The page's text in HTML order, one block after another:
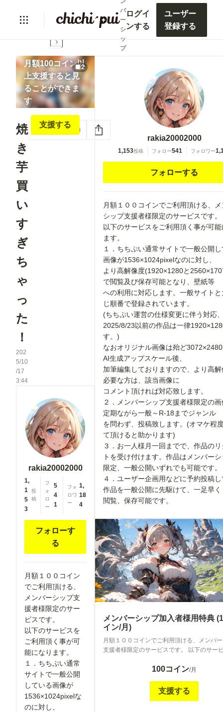
バ
ー
シ
ッ
プ
ログイ
ンする
ユーザー
登録する
lock
月額100コイン以
上支援すると見
ることができま
す
支援する
2
焼
き
芋
買
い
す
ぎ
ち
ゃ
っ
た
！
202
5/10
/17
3:44
いいね 0
rakia20002000
1,
1
5
3
投
稿
フ
ォ
ロ
ー
5
4
1
フォ
ロワ
ー
1,
18
4
フォローす
る
月額１００コイン
でご利用頂ける、
メンバーシップ支
援者様限定のサー
ビスです。
以下のサービスを
ご利用頂く事が可
能になります。
１．ちちぷい通常
サイトで一般公開
している画像が
1536×1024pixelな
のに対し、
rakia20002000
1,153投稿 フォロー541 フォロワー
フォローする
月額１００コインでご利用頂ける、
シップ支援者様限定のサービスです。
以下のサービスをご利用頂く事が可
ます。
１．ちちぷい通常サイトで一般公開
画像が1536×1024pixelなのに対し、
より高解像度(1920×1280と
で閲覧及び保存可能となり、壁紙等
への利用に対応します。一般サイト
じ順番で登録されています。
(ちちぷい運営の仕様変更に伴う対応
2025/8/23以前の作品は一律
す。)
なおオリジナル画像は殆ど
AI生成アップスケール後、
加筆編集しておりますので、より高
必要な方は、該当画像に
コメント頂ければ対応致します。
２．メンバーシップ支援者様限定の
定期ながら一般～R-18までジャンル
を問わず、投稿致します。(オマケ程
て頂けると助かります)
３．お一人様月一回までで、作品の
トを受け付けます。作品はメンバー
限定、一般公開いずれでも可能です
４．ユーザー企画用などに予約投稿
作品を一般公開に先駆けて、一足早く
閲覧、保存可能です。
メンバーシップ加入者様用特典
イン/月)
月額１００コインでご利用頂ける、メンバ
支援者様限定のサービスです。 以下のサー
で公開されている全画像(最大横1200pixel)
への利用等に対応します。2025年2/12以降
い 通常サイト公開と同時に投稿していきま
100コイン/月
支援する